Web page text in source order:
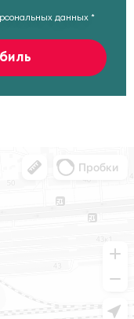
данных *